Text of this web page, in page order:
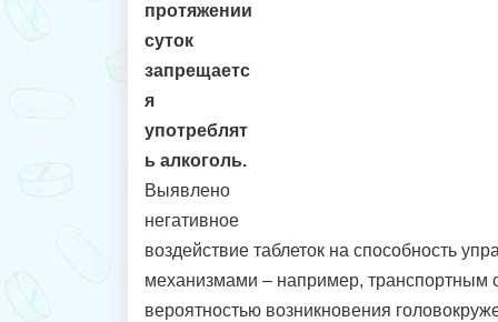
протяжении
суток
запрещаетс
я
употреблят
ь алкоголь.
Выявлено
негативное
воздействие таблеток на способность
механизмами – например, транспортным
вероятностью возникновения